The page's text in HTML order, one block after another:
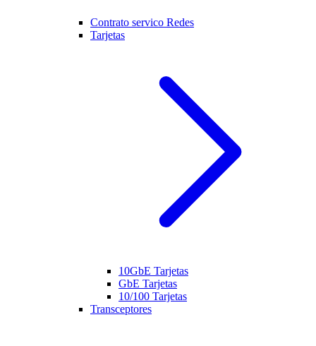
Contrato servico Redes
Tarjetas
10GbE Tarjetas
GbE Tarjetas
10/100 Tarjetas
Transceptores